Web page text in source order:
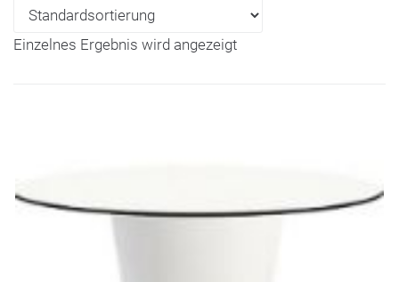
Einzelnes Ergebnis wird angezeigt